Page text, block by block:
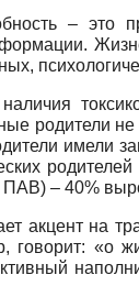
– это
родители
имели
ПАВ) – 40%
акцент на
говорит: «о